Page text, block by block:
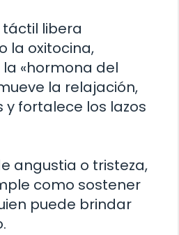
libera
la oxitocina,
«hormona del
la relajación,
y fortalece los lazos
angustia o tristeza,
como sostener
puede brindar